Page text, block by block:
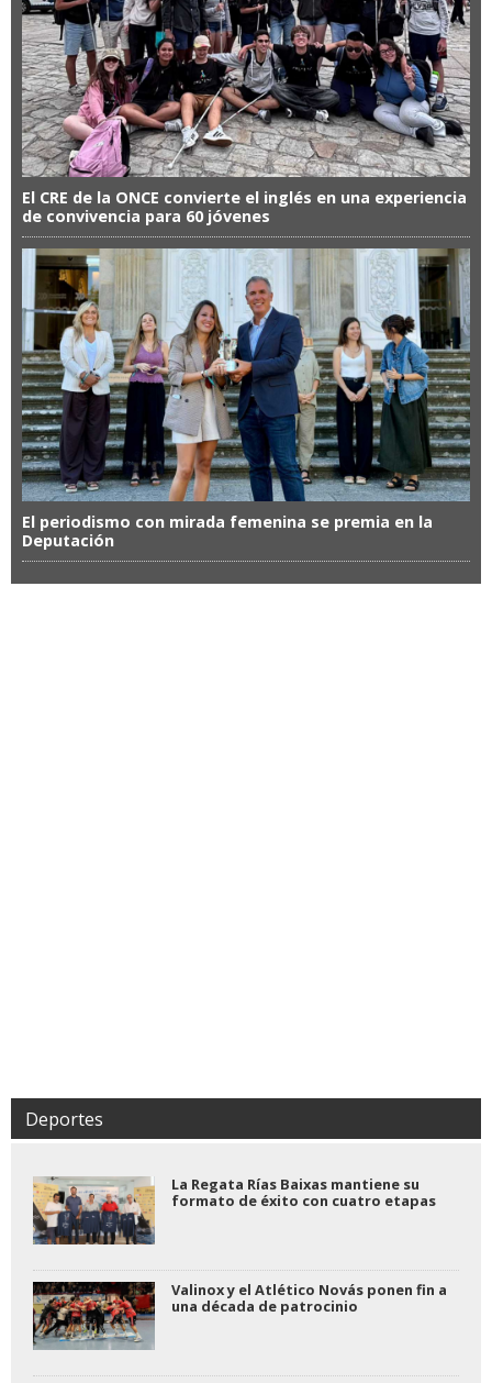
El CRE de la ONCE convierte el inglés en una experiencia
de convivencia para 60 jóvenes
El periodismo con mirada femenina se premia en la
Deputación
Deportes
La Regata Rías Baixas mantiene su
formato de éxito con cuatro etapas
Valinox y el Atlético Novás ponen fin a
una década de patrocinio